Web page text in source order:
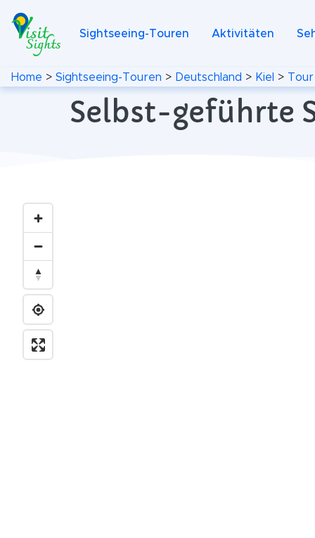
Sightseeing-Touren Aktivitäten
Home > Sightseeing-Touren > Deutschland > Kiel > Tour
Selbst-geführte